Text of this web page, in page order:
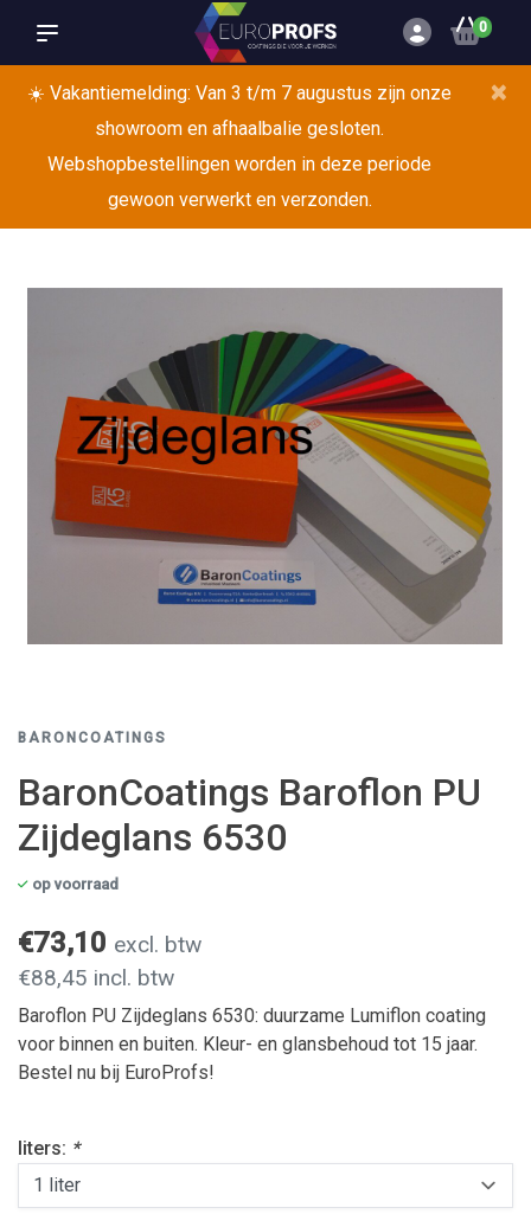
0
☀️ Vakantiemelding: Van 3 t/m 7 augustus zijn onze
showroom en afhaalbalie gesloten.
Webshopbestellingen worden in deze periode
gewoon verwerkt en verzonden.
×
BARONCOATINGS
BaronCoatings Baroflon PU
Zijdeglans 6530
op voorraad
€73,10 excl. btw
€88,45 incl. btw
Baroflon PU Zijdeglans 6530: duurzame Lumiflon coating
voor binnen en buiten. Kleur- en glansbehoud tot 15 jaar.
Bestel nu bij EuroProfs!
liters: *